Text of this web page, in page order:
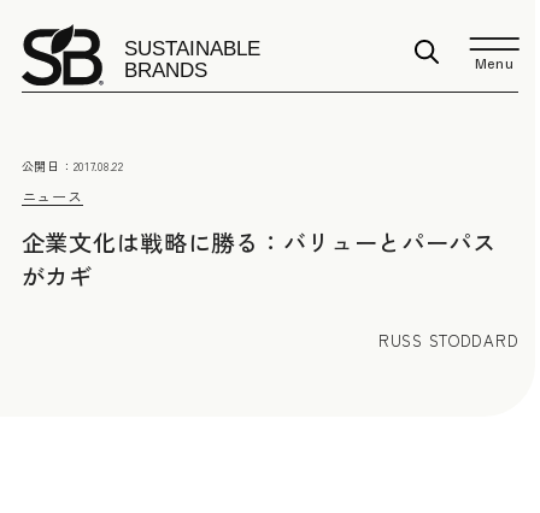
Menu
ニュース
公開日： 2017.08.22
企業文化は戦略に勝る：バリューとパーパス
がカギ
RUSS STODDARD